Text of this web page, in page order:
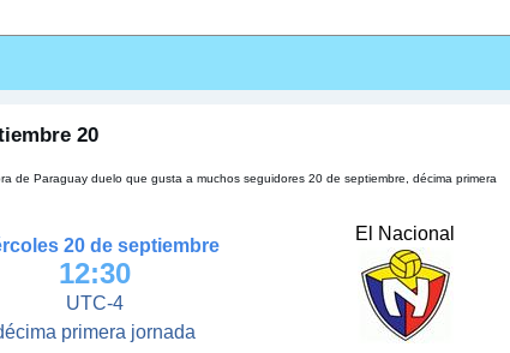
20
de Paraguay duelo que gusta a muchos seguidores 20 de septiembre, décima primera
20 de septiembre
12:30
UTC-4
primera jornada
El Nacional